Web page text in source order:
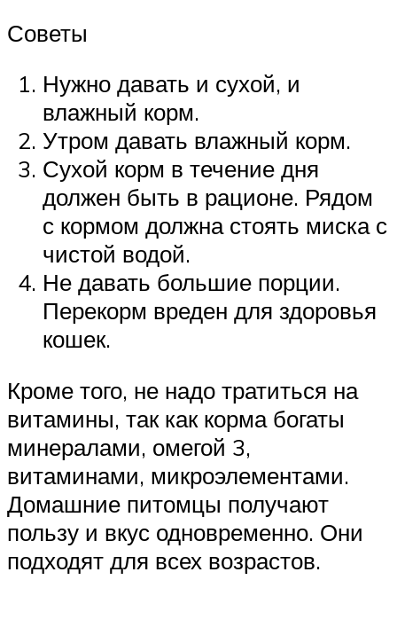
Советы
Нужно давать и сухой, и
влажный корм.
Утром давать влажный корм.
Сухой корм в течение дня
должен быть в рационе. Рядом
с кормом должна стоять миска с
чистой водой.
Не давать большие порции.
Перекорм вреден для здоровья
кошек.
Кроме того, не надо тратиться на
витамины, так как корма богаты
минералами, омегой 3,
витаминами, микроэлементами.
Домашние питомцы получают
пользу и вкус одновременно. Они
подходят для всех возрастов.